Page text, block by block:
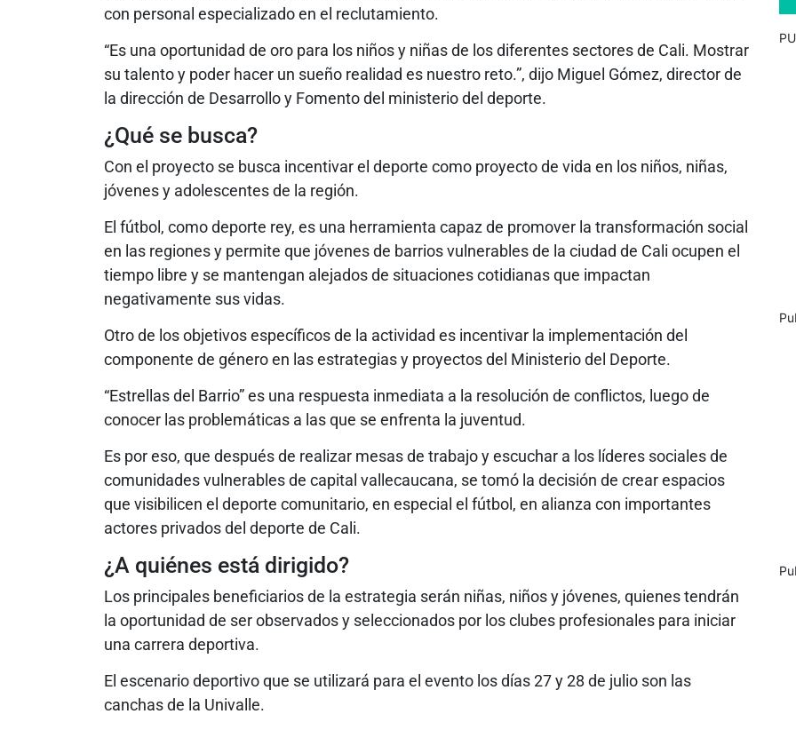
con personal especializado en el reclutamiento.
“Es una oportunidad de oro para los niños y niñas de los diferentes sectores de Cali. Mostrar
su talento y poder hacer un sueño realidad es nuestro reto.”, dijo Miguel Gómez, director de
la dirección de Desarrollo y Fomento del ministerio del deporte.
¿Qué se busca?
Con el proyecto se busca incentivar el deporte como proyecto de vida en los niños, niñas,
jóvenes y adolescentes de la región.
El fútbol, como deporte rey, es una herramienta capaz de promover la transformación social
en las regiones y permite que jóvenes de barrios vulnerables de la ciudad de Cali ocupen el
tiempo libre y se mantengan alejados de situaciones cotidianas que impactan
negativamente sus vidas.
Otro de los objetivos específicos de la actividad es incentivar la implementación del
componente de género en las estrategias y proyectos del Ministerio del Deporte.
“Estrellas del Barrio” es una respuesta inmediata a la resolución de conflictos, luego de
conocer las problemáticas a las que se enfrenta la juventud.
Es por eso, que después de realizar mesas de trabajo y escuchar a los líderes sociales de
comunidades vulnerables de capital vallecaucana, se tomó la decisión de crear espacios
que visibilicen el deporte comunitario, en especial el fútbol, en alianza con importantes
actores privados del deporte de Cali.
¿A quiénes está dirigido?
Los principales beneficiarios de la estrategia serán niñas, niños y jóvenes, quienes tendrán
la oportunidad de ser observados y seleccionados por los clubes profesionales para iniciar
una carrera deportiva.
El escenario deportivo que se utilizará para el evento los días 27 y 28 de julio son las
canchas de la Univalle.